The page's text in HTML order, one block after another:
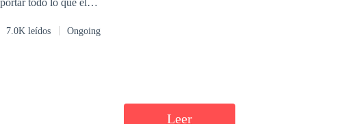
pero por ahí
7.0K leídos Ongoing
Leer